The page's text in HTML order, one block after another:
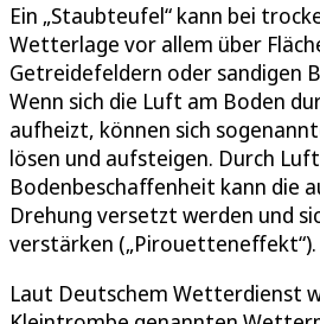
Ein „Staubteufel“ kann bei
Wetterlage vor allem über
Getreidefeldern oder sandigen
Wenn sich die Luft am Boden
aufheizt, können sich
lösen und aufsteigen. Durch
Bodenbeschaffenheit kann die
Drehung versetzt werden und
verstärken („Pirouetteneffekt“).
Laut Deutschem Wetterdienst